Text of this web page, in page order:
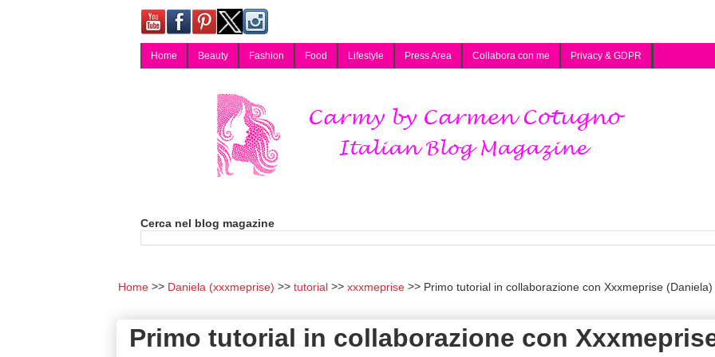
Home Beauty Fashion Food Lifestyle Press Area Collabora con me Privacy & GDPR
Cerca nel blog magazine
Home Daniela (xxxmeprise) tutorial xxxmeprise Primo tutorial in collaborazione con Xxxmeprise (Daniela)
Primo tutorial in collaborazione con